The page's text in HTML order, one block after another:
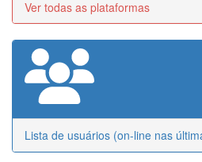
Ver todas as plataformas
Lista de usuários (on-line nas